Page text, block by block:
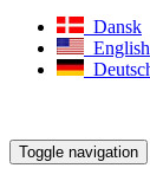
Dansk
English
Toggle navigation